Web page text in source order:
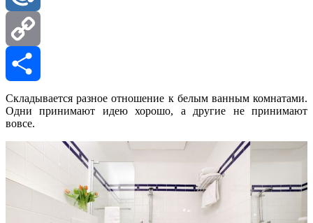
Mail.Ru
Copy
Link
Отправить
Складывается разное отношение к белым ванным комнатами.
Одни принимают идею хорошо, а другие не принимают
вовсе.